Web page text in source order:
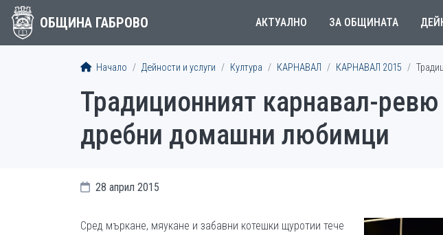
ОБЩИНА ГАБРОВО АКТУАЛНО ЗА ОБЩИНАТА
Начало Дейности и услуги Култура КАРНАВАЛ КАРНАВАЛ 2015
Традиционният карнавал-
дребни домашни любимци
28 април 2015
Сред мъркане, мяукане и забавни котешки щуротии тече